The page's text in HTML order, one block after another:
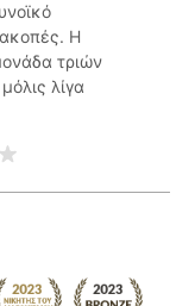
Η
τριών
λίγα